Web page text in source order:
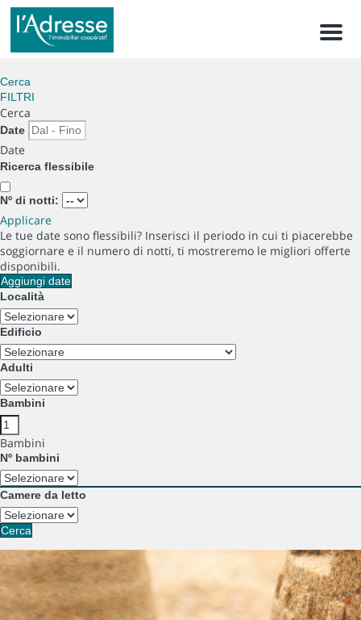
Menu
Cerca
FILTRI
Cerca
Date
Date
Ricerca flessibile
Nº di notti:
Applicare
Le tue date sono flessibili? Inserisci il periodo in cui ti piacerebbe
soggiornare e il numero di notti, ti mostreremo le migliori offerte
disponibili.
Aggiungi date
Località
Edificio
Adulti
Bambini
Bambini
Nº bambini
Camere da letto
Cerca